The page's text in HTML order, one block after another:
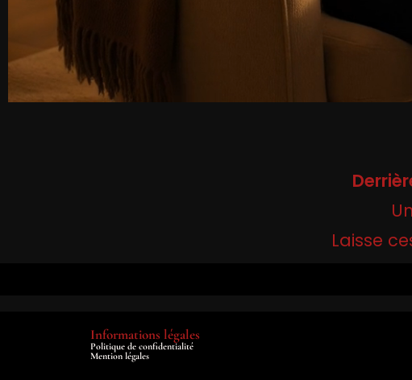
Laisse
Informations légales
Politique de confidentialité
Mention légales